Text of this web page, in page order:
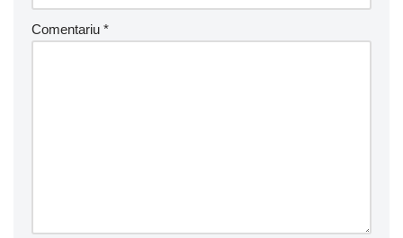
Comentariu *